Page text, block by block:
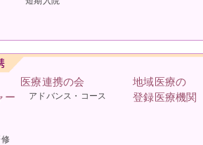
ー
医療連携の会
アドバンス・コース
地域医療の
登録医療機関